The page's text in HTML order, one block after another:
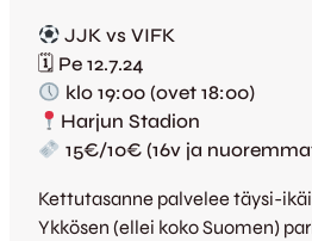
JJK vs VIFK
🗓 Pe 12.7.24
klo 19:00 (ovet 18:00)
Harjun Stadion
15€/10€ (16v ja
Kettutasanne palvelee täysi-
Ykkösen (ellei koko Suomen)